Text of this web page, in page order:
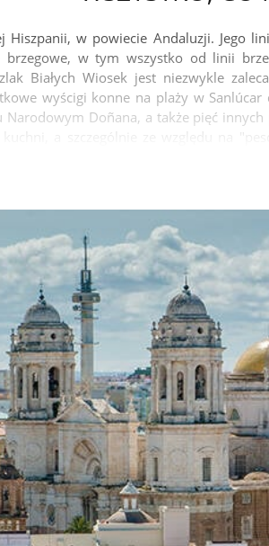
Hiszpanii, w powiecie Andaluzji. Jego
brzegowe, w tym wszystko od linii
Białych Wiosek jest niezwykle
wyścigi konne na plaży w
Doñana, a także pięć
a szczególnie ze względu na
znaleźć na szlakach wina i brandy w